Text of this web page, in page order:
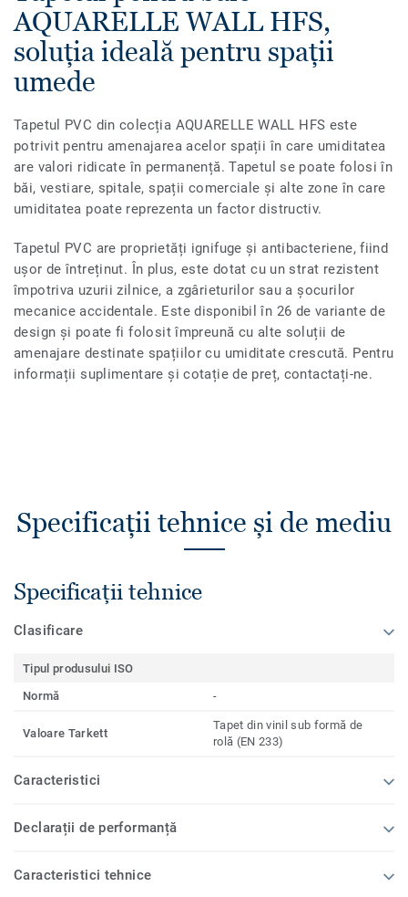
AQUARELLE WALL HFS,
soluția ideală pentru spații
umede
Tapetul PVC din colecția AQUARELLE WALL HFS este
potrivit pentru amenajarea acelor spații în care umiditatea
are valori ridicate în permanență. Tapetul se poate folosi în
băi, vestiare, spitale, spații comerciale și alte zone în care
umiditatea poate reprezenta un factor distructiv.
Tapetul PVC are proprietăți ignifuge și antibacteriene, fiind
ușor de întreținut. În plus, este dotat cu un strat rezistent
împotriva uzurii zilnice, a zgârieturilor sau a șocurilor
mecanice accidentale. Este disponibil în 26 de variante de
design și poate fi folosit împreună cu alte soluții de
amenajare destinate spațiilor cu umiditate crescută. Pentru
informații suplimentare și cotație de preț, contactați-ne.
Specificații tehnice și de mediu
Specificații tehnice
Clasificare
Tipul produsului ISO
Normă
-
Valoare Tarkett
Tapet din vinil sub formă de
rolă (EN 233)
Caracteristici
Declarații de performanță
Caracteristici tehnice